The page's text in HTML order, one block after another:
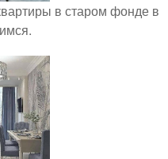
в старом фонде в